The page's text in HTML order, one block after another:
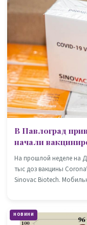
В Павлоград
начали
На прошлой неделе на
тыс доз вакцины
Sinovac Biotech.
НОВИНИ